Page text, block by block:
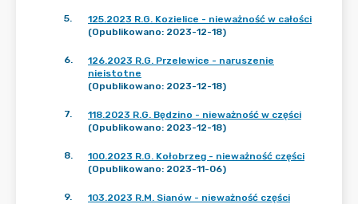
5.
125.2023 R.G. Kozielice - nieważność w całości
(Opublikowano: 2023-12-18)
6.
126.2023 R.G. Przelewice - naruszenie
nieistotne
(Opublikowano: 2023-12-18)
7.
118.2023 R.G. Będzino - nieważność w części
(Opublikowano: 2023-12-18)
8.
100.2023 R.G. Kołobrzeg - nieważność części
(Opublikowano: 2023-11-06)
9.
103.2023 R.M. Sianów - nieważność części